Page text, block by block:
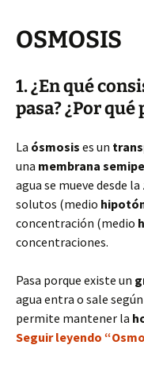
OSMOSIS
1. ¿En qué
pasa? ¿Por qué
La ósmosis es un
una membrana
agua se mueve desde
solutos (medio
concentración (medio
concentraciones.
Pasa porque existe un
agua entra o sale
permite mantener la
Seguir leyendo